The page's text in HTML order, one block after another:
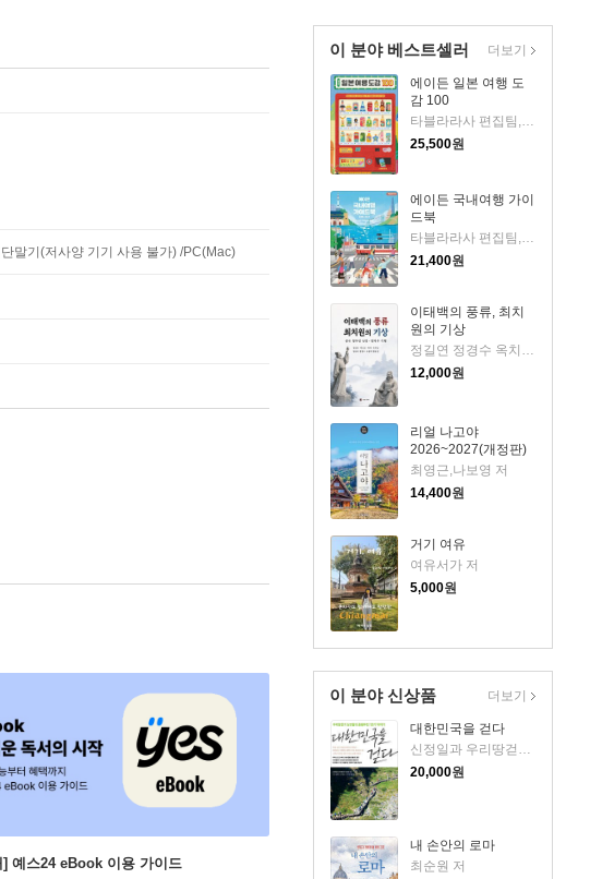
이 분야 베스트셀러
에이든 일본 여행 도
감 100
25,500원
에이든 국내여행 가이
드북
21,400원
이태백의 풍류, 최치
원의 기상
정길연 정경수 옥치남 황규선 박도균 조봉익 임승여 박하 저
12,000원
리얼 나고야
2026~2027(개정판)
최영근,나보영 저
14,400원
거기 여유
여유서가 저
5,000원
더보기
이 분야 신상품
대한민국을 걷다
신정일과 우리땅걷기 도반 저
20,000원
내 손안의 로마
최순원 저
더보기
말기(저사양 기기 사용 불가) /PC(Mac)
예스24 eBook 이용 가이드